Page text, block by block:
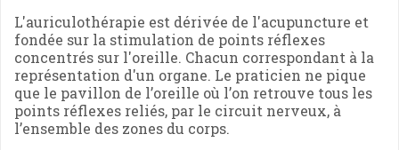
L'auriculothérapie est dérivée de l'acupuncture et
fondée sur la stimulation de points réflexes
concentrés sur l'oreille. Chacun correspondant à la
représentation d'un organe. Le praticien ne pique
que le pavillon de l’oreille où l’on retrouve tous les
points réflexes reliés, par le circuit nerveux, à
l’ensemble des zones du corps.